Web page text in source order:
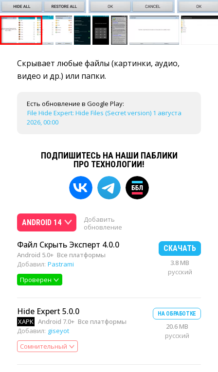
Скрывает любые файлы (картинки, аудио,
видео и др.) или папки.
Есть обновление в Google Play:
File Hide Expert: Hide Files (Secret version) 1 августа
2026, 00:00
ПОДПИШИТЕСЬ НА НАШИ ПАБЛИКИ
ПРО ТЕХНОЛОГИИ!
ANDROID 14
Добавить
обновление
Файл Скрыть Эксперт 4.0.0
Android 5.0+ Все платформы
Добавил: Pastrami
Проверен
СКАЧАТЬ
3.8 MB
русский
Hide Expert 5.0.0
XAPK Android 7.0+ Все платформы
Добавил: giseyot
Сомнительный
НА ОБРАБОТКЕ
20.6 MB
русский